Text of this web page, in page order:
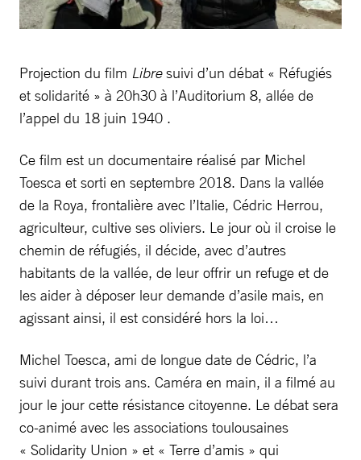
Projection du film Libresuivi d’un débat « Réfugiés
et solidarité » à 20h30 à l’Auditorium 8, allée de
l’appel du 18 juin 1940 .
Ce film est un documentaire réalisé par Michel
Toesca et sorti en septembre 2018. Dans la vallée
de la Roya, frontalière avec l’Italie, Cédric Herrou,
agriculteur, cultive ses oliviers. Le jour où il croise le
chemin de réfugiés, il décide, avec d’autres
habitants de la vallée, de leur offrir un refuge et de
les aider à déposer leur demande d’asile mais, en
agissant ainsi, il est considéré hors la loi…
Michel Toesca, ami de longue date de Cédric, l’a
suivi durant trois ans. Caméra en main, il a filmé au
jour le jour cette résistance citoyenne. Le débat sera
co-animé avec les associations toulousaines
« Solidarity Union » et « Terre d’amis » qui